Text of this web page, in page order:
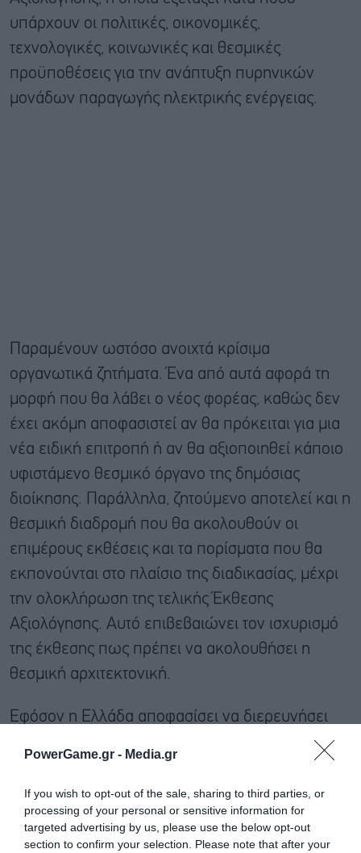
PowerGame.gr - Media.gr
If you wish to opt-out of the sale, sharing to third parties, or
processing of your personal or sensitive information for
targeted advertising by us, please use the below opt-out
section to confirm your selection. Please note that after your
υπάρχουν οι πολιτικές, οικονομικές,
τεχνολογικές, κοινωνικές και θεσμικές
προϋποθέσεις για την ανάπτυξη πυρηνικών
μονάδων παραγωγής ηλεκτρικής ενέργειας.
Παραμένουν ωστόσο ανοιχτά κρίσιμα
οργανωτικά ζητήματα. Ένα από αυτά αφορά τη
μορφή που θα λάβει ο νέος φορέας, καθώς δεν
έχει ακόμη αποφασιστεί αν θα πρόκειται για μια
νέα ειδική επιτροπή ή αν θα αξιοποιηθεί κάποιο
υφιστάμενο θεσμικό όργανο της δημόσιας
διοίκησης. Παράλληλα, ζητούμενο αποτελεί και η
θεσμική διαδρομή που θα ακολουθούν οι
επιμέρους εκθέσεις και τα πορίσματα που θα
εκπονούνται στο πλαίσιο της διαδικασίας, μέχρι
την ολοκλήρωση της τελικής Έκθεσης
Αξιολόγησης. Αυτό επιβεβαιώνει τον ισχυρισμό
της έκθεσης πως πρέπει να ακολουθήσει η
θεσμική αρχιτεκτονική.
Εφόσον η Ελλάδα αποφασίσει να διερευνήσει
χαρακτηριστικά της χώρας σε σχέση με τις
κλασικές χερσαίες εγκαταστάσεις. Οι πλωτοί
πυρηνικοί σταθμοί είναι εγκαταστάσεις στις